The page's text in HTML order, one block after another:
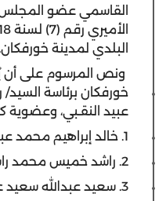
القاسمي عضو المجلس
البلدي لمدينة
ونص المرسوم على أن
خورفكان برئاسة
عبيد النقـبي، وعضوية
1. خالد إبراهيم محمد عبدالله الحوسني.
2. راشد خميس محمد راشد النقبي.
3. سعيد عبدالله سعيد عبدالله النقبي.